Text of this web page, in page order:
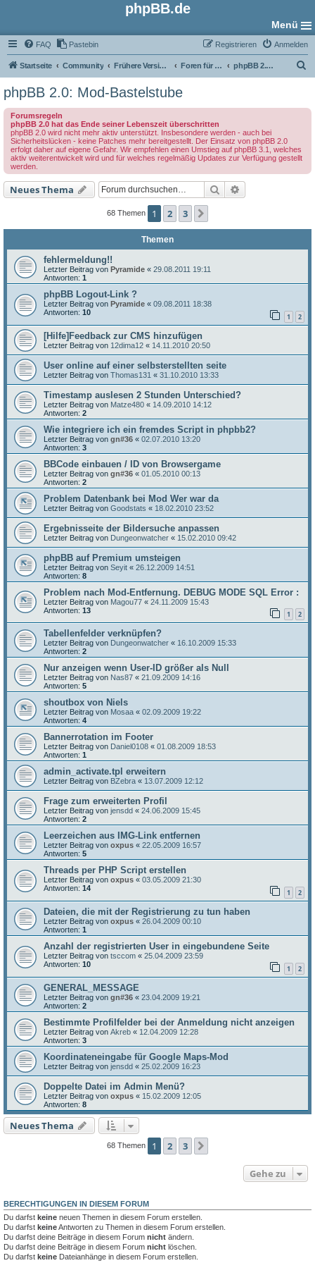
phpBB.de
Menü
FAQ Pastebin Anmelden
Registrieren
Startseite Community Frühere Versionen Foren für phpBB 2.0 phpBB 2.0: Mod-Bastelstube
phpBB 2.0: Mod-Bastelstube
Forumsregeln
phpBB 2.0 hat das Ende seiner Lebenszeit überschritten
phpBB 2.0 wird nicht mehr aktiv unterstützt. Insbesondere werden - auch bei
Sicherheitslücken - keine Patches mehr bereitgestellt. Der Einsatz von phpBB 2.0
erfolgt daher auf eigene Gefahr. Wir empfehlen einen Umstieg auf phpBB 3.1, welches
aktiv weiterentwickelt wird und für welches regelmäßig Updates zur Verfügung gestellt
werden.
Neues Thema Suche
68 Themen 1 2 3
Themen
fehlermeldung!!
Letzter Beitrag von Pyramide « 29.08.2011 19:11
Antworten: 1
phpBB Logout-Link ?
Letzter Beitrag von Pyramide « 09.08.2011 18:38
Antworten: 10 1 2
[Hilfe]Feedback zur CMS hinzufügen
Letzter Beitrag von 12dima12 « 14.11.2010 20:50
User online auf einer selbsterstellten seite
Letzter Beitrag von Thomas131 « 31.10.2010 13:33
Timestamp auslesen 2 Stunden Unterschied?
Letzter Beitrag von Matze480 « 14.09.2010 14:12
Antworten: 2
Wie integriere ich ein fremdes Script in phpbb2?
Letzter Beitrag von gn#36 « 02.07.2010 13:20
Antworten: 3
BBCode einbauen / ID von Browsergame
Letzter Beitrag von gn#36 « 01.05.2010 00:13
Antworten: 2
Problem Datenbank bei Mod Wer war da
Letzter Beitrag von Goodstats « 18.02.2010 23:52
Ergebnisseite der Bildersuche anpassen
Letzter Beitrag von Dungeonwatcher « 15.02.2010 09:42
phpBB auf Premium umsteigen
Letzter Beitrag von Seyit « 26.12.2009 14:51
Antworten: 8
Problem nach Mod-Entfernung. DEBUG MODE SQL Error :
Letzter Beitrag von Magou77 « 24.11.2009 15:43
Antworten: 13 1 2
Tabellenfelder verknüpfen?
Letzter Beitrag von Dungeonwatcher « 16.10.2009 15:33
Antworten: 2
Nur anzeigen wenn User-ID größer als Null
Letzter Beitrag von Nas87 « 21.09.2009 14:16
Antworten: 5
shoutbox von Niels
Letzter Beitrag von Mosaa « 02.09.2009 19:22
Antworten: 4
Bannerrotation im Footer
Letzter Beitrag von Daniel0108 « 01.08.2009 18:53
Antworten: 1
admin_activate.tpl erweitern
Letzter Beitrag von BZebra « 13.07.2009 12:12
Frage zum erweiterten Profil
Letzter Beitrag von jensdd « 24.06.2009 15:45
Antworten: 2
Leerzeichen aus IMG-Link entfernen
Letzter Beitrag von oxpus « 22.05.2009 16:57
Antworten: 5
Threads per PHP Script erstellen
Letzter Beitrag von oxpus « 03.05.2009 21:30
Antworten: 14 1 2
Dateien, die mit der Registrierung zu tun haben
Letzter Beitrag von oxpus « 26.04.2009 00:10
Antworten: 1
Anzahl der registrierten User in eingebundene Seite
Letzter Beitrag von tsccom « 25.04.2009 23:59
Antworten: 10 1 2
GENERAL_MESSAGE
Letzter Beitrag von gn#36 « 23.04.2009 19:21
Antworten: 2
Bestimmte Profilfelder bei der Anmeldung nicht anzeigen
Letzter Beitrag von Akreb « 12.04.2009 12:28
Antworten: 3
Koordinateneingabe für Google Maps-Mod
Letzter Beitrag von jensdd « 25.02.2009 16:23
Doppelte Datei im Admin Menü?
Letzter Beitrag von oxpus « 15.02.2009 12:05
Antworten: 8
Neues Thema
68 Themen 1 2 3
Gehe zu
BERECHTIGUNGEN IN DIESEM FORUM
Du darfst keine neuen Themen in diesem Forum erstellen.
Du darfst keineAntworten zu Themen in diesem Forum erstellen.
Du darfst deine Beiträge in diesem Forum nicht ändern.
Du darfst deine Beiträge in diesem Forum nicht löschen.
Du darfst keine Dateianhänge in diesem Forum erstellen.